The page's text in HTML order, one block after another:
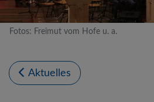
Fotos: Freimut vom Hofe u. a.
Aktuelles